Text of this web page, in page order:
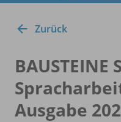
Zurück
Ausgabe